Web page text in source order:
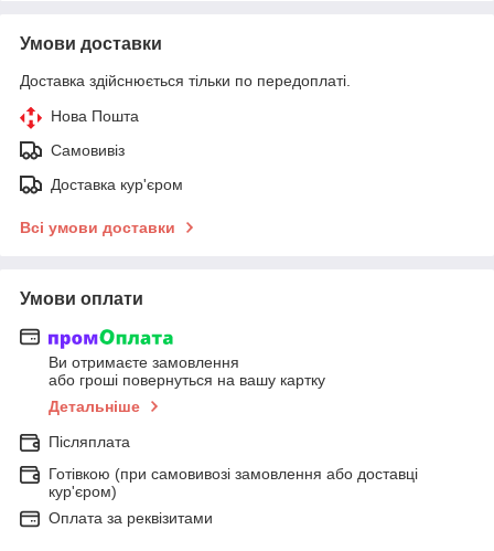
Умови доставки
Доставка здійснюється тільки по передоплаті.
Нова Пошта
Самовивіз
Доставка кур'єром
Всі умови доставки
Умови оплати
Ви отримаєте замовлення
або гроші повернуться на вашу картку
Детальніше
Післяплата
Готівкою (при самовивозі замовлення або доставці
кур'єром)
Оплата за реквізитами